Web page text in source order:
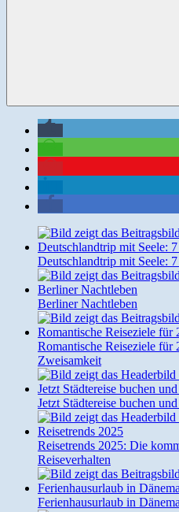
Suchen
Deutschlandtrip mit Seele:
Berliner Nachtleben
Romantische Reiseziele für
Zweisamkeit
Jetzt Städtereise buchen
Reisetrends 2025: Die
Reiseverhalten
Ferienhausurlaub in